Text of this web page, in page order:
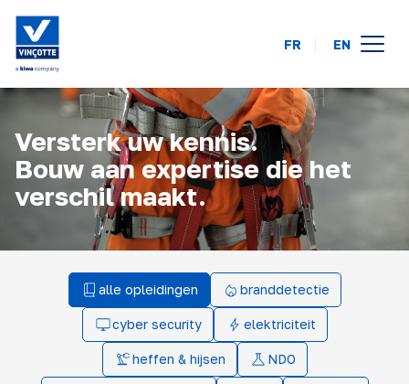
opleidingskalender
online
op uw locatie
FR EN
Versterk uw kennis.
Bouw aan expertise die het
verschil maakt.
alle opleidingen branddetectie
cyber security elektriciteit
heffen & hijsen NDO